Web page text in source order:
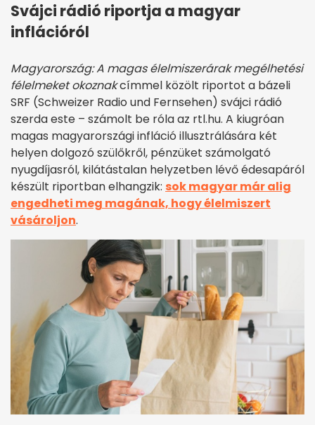
Svájci rádió riportja a magyar
inflációról
Magyarország: A magas élelmiszerárak megélhetési
félelmeket okoznakcímmel közölt riportot a bázeli
SRF (Schweizer Radio und Fernsehen) svájci rádió
szerda este – számolt be róla az rtl.hu. A kiugróan
magas magyarországi infláció illusztrálására két
helyen dolgozó szülőkről, pénzüket számolgató
nyugdíjasról, kilátástalan helyzetben lévő édesapáról
készült riportban elhangzik: sok magyar már alig
engedheti meg magának, hogy élelmiszert
vásároljon.